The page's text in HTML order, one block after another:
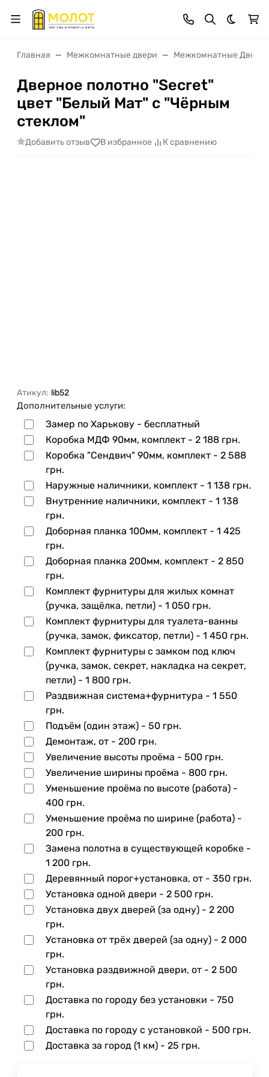
Темная
Главная Межкомнатные двери Межкомнатные Двери
Дверное полотно "Secret"
цвет "Белый Мат" с "Чёрным
стеклом"
Добавить отзыв В избранное К сравнению
Атикул: lib52
Дополнительные услуги:
Замер по Харькову - бесплатный
Коробка МДФ 90мм, комплект - 2 188 грн.
Коробка "Сендвич" 90мм, комплект - 2 588
грн.
Наружные наличники, комплект - 1 138 грн.
Внутренние наличники, комплект - 1 138
грн.
Доборная планка 100мм, комплект - 1 425
грн.
Доборная планка 200мм, комплект - 2 850
грн.
Комплект фурнитуры для жилых комнат
(ручка, защёлка, петли) - 1 050 грн.
Комплект фурнитуры для туалета-ванны
(ручка, замок, фиксатор, петли) - 1 450 грн.
Комплект фурнитуры с замком под ключ
(ручка, замок, секрет, накладка на секрет,
петли) - 1 800 грн.
Раздвижная система+фурнитура - 1 550
грн.
Подъём (один этаж) - 50 грн.
Демонтаж, от - 200 грн.
Увеличение высоты проёма - 500 грн.
Увеличение ширины проёма - 800 грн.
Уменьшение проёма по высоте (работа) -
400 грн.
Уменьшение проёма по ширине (работа) -
200 грн.
Замена полотна в существующей коробке -
1 200 грн.
Деревянный порог+установка, от - 350 грн.
Установка одной двери - 2 500 грн.
Установка двух дверей (за одну) - 2 200
грн.
Установка от трёх дверей (за одну) - 2 000
грн.
Установка раздвижной двери, от - 2 500
грн.
Доставка по городу без установки - 750
грн.
Доставка по городу с установкой - 500 грн.
Доставка за город (1 км) - 25 грн.